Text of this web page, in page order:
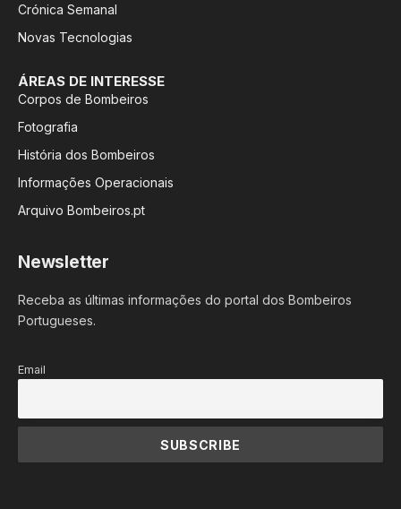
Crónica Semanal
Novas Tecnologias
ÁREAS DE INTERESSE
Corpos de Bombeiros
Fotografia
História dos Bombeiros
Informações Operacionais
Arquivo Bombeiros.pt
Newsletter
Receba as últimas informações do portal dos Bombeiros
Portugueses.
Email